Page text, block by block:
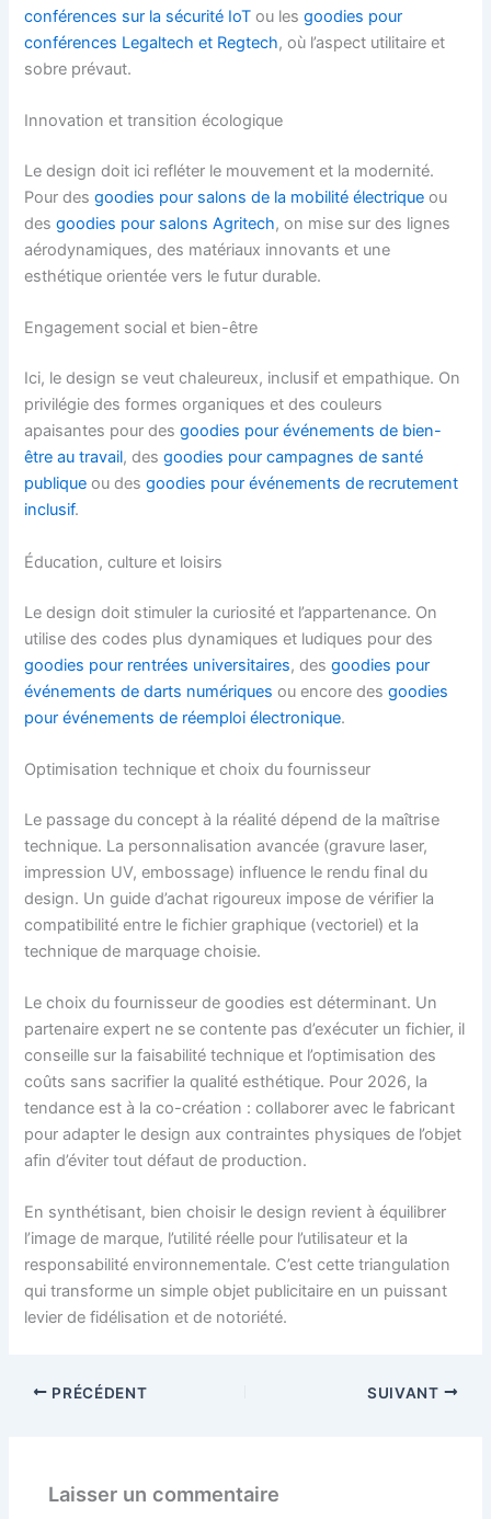
conférences sur la sécurité IoT ou lesgoodies pour
conférences Legaltech et Regtech, où l’aspect utilitaire et
sobre prévaut.
Innovation et transition écologique
Le design doit ici refléter le mouvement et la modernité.
Pour desgoodies pour salons de la mobilité électrique ou
desgoodies pour salons Agritech, on mise sur des lignes
aérodynamiques, des matériaux innovants et une
esthétique orientée vers le futur durable.
Engagement social et bien-être
Ici, le design se veut chaleureux, inclusif et empathique. On
privilégie des formes organiques et des couleurs
apaisantes pour desgoodies pour événements de bien-
être au travail, desgoodies pour campagnes de santé
publique ou desgoodies pour événements de recrutement
inclusif.
Éducation, culture et loisirs
Le design doit stimuler la curiosité et l’appartenance. On
utilise des codes plus dynamiques et ludiques pour des
goodies pour rentrées universitaires, desgoodies pour
événements de darts numériques ou encore desgoodies
pour événements de réemploi électronique.
Optimisation technique et choix du fournisseur
Le passage du concept à la réalité dépend de la maîtrise
technique. La personnalisation avancée (gravure laser,
impression UV, embossage) influence le rendu final du
design. Un guide d’achat rigoureux impose de vérifier la
compatibilité entre le fichier graphique (vectoriel) et la
technique de marquage choisie.
Le choix du fournisseur de goodies est déterminant. Un
partenaire expert ne se contente pas d’exécuter un fichier, il
conseille sur la faisabilité technique et l’optimisation des
coûts sans sacrifier la qualité esthétique. Pour 2026, la
tendance est à la co-création : collaborer avec le fabricant
pour adapter le design aux contraintes physiques de l’objet
afin d’éviter tout défaut de production.
En synthétisant, bien choisir le design revient à équilibrer
l’image de marque, l’utilité réelle pour l’utilisateur et la
responsabilité environnementale. C’est cette triangulation
qui transforme un simple objet publicitaire en un puissant
levier de fidélisation et de notoriété.
PRÉCÉDENT SUIVANT
Laisser un commentaire